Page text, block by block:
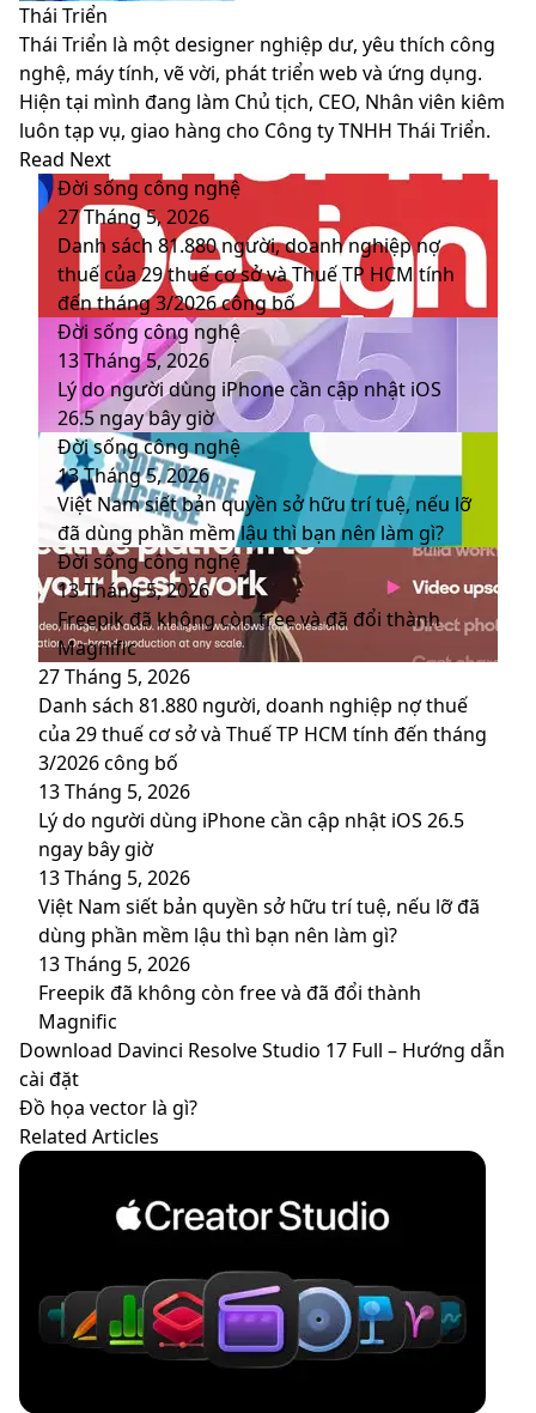
Thái Triển
Thái Triển là một designer nghiệp dư, yêu thích công
nghệ, máy tính, vẽ vời, phát triển web và ứng dụng.
Hiện tại mình đang làm Chủ tịch, CEO, Nhân viên kiêm
luôn tạp vụ, giao hàng cho Công ty TNHH Thái Triển.
Website
Facebook
LinkedIn
YouTube
Read Next
Đời sống công nghệ
27 Tháng 5, 2026
Danh sách 81.880‬ người, doanh nghiệp nợ
thuế của 29 thuế cơ sở và Thuế TP HCM tính
đến tháng 3/2026 công bố
Đời sống công nghệ
13 Tháng 5, 2026
Lý do người dùng iPhone cần cập nhật iOS
26.5 ngay bây giờ
Đời sống công nghệ
13 Tháng 5, 2026
Việt Nam siết bản quyền sở hữu trí tuệ, nếu lỡ
đã dùng phần mềm lậu thì bạn nên làm gì?
Đời sống công nghệ
13 Tháng 5, 2026
Freepik đã không còn free và đã đổi thành
Magnific
27 Tháng 5, 2026
Danh sách 81.880‬ người, doanh nghiệp nợ thuế
của 29 thuế cơ sở và Thuế TP HCM tính đến tháng
3/2026 công bố
13 Tháng 5, 2026
Lý do người dùng iPhone cần cập nhật iOS 26.5
ngay bây giờ
13 Tháng 5, 2026
Việt Nam siết bản quyền sở hữu trí tuệ, nếu lỡ đã
dùng phần mềm lậu thì bạn nên làm gì?
13 Tháng 5, 2026
Freepik đã không còn free và đã đổi thành
Magnific
Download
Davinci
Resolve
Studio
17
cài
đặt
Download Davinci Resolve Studio 17 Full – Hướng dẫn
cài đặt
Đồ
họa
vector
Đồ họa vector là gì?
Related Articles